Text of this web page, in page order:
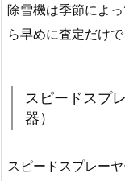
除雪機は季節によ
ら早めに査定だけ
スピードスプ
器）
スピードスプレー